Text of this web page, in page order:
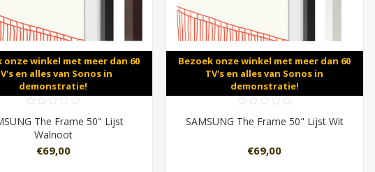
onze winkel met meer dan 60
en alles van Sonos in
demonstratie!
The Frame 50" Lijst
Walnoot
€69,00
Bezoek onze winkel met meer dan 60
TV's en alles van Sonos in
demonstratie!
SAMSUNG The Frame 50" Lijst Wit
€69,00